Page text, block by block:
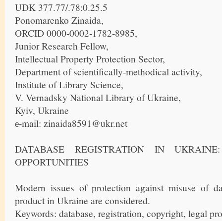
UDK 377.77/.78:0.25.5
Ponomarenko Zinaida,
ORCID 0000-0002-1782-8985,
Junior Research Fellow,
Intellectual Property Protection Sector,
Department of scientifically-methodical activity,
Institute of Library Science,
V. Vernadsky National Library of Ukraine,
Kyiv, Ukraine
е-mail: zinaida8591@ukr.net
DATABASE REGISTRATION IN
OPPORTUNITIES
Modern issues of protection against misuse of
product in Ukraine are considered.
Keywords: database, registration, copyright, legal